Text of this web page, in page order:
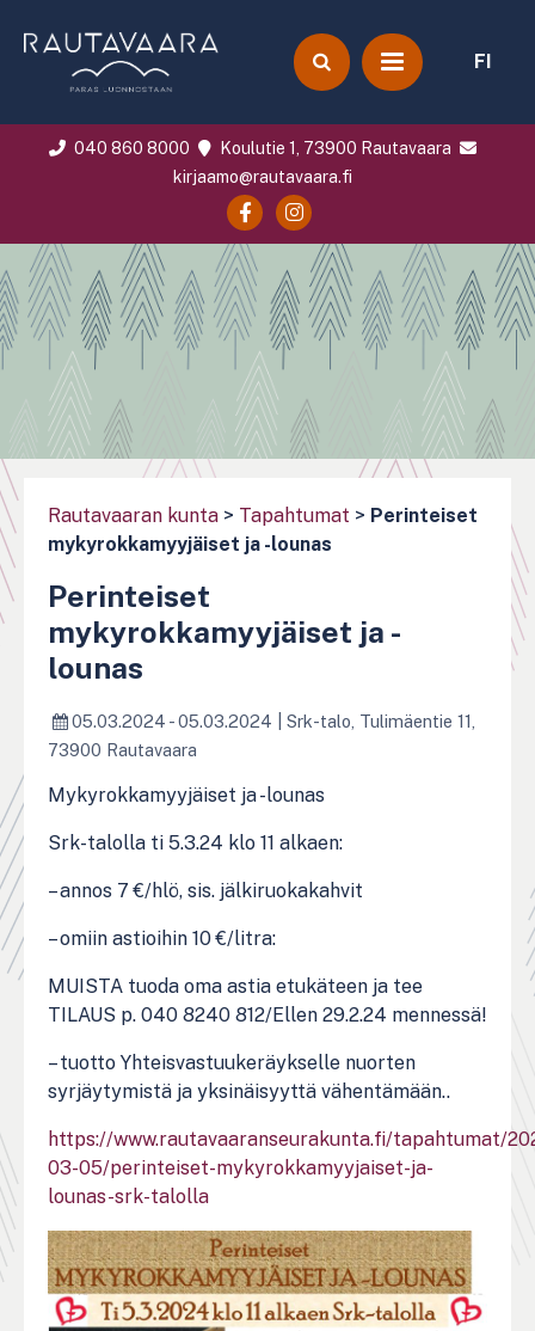
FI
040 860 8000
Koulutie 1, 73900 Rautavaara
kirjaamo@rautavaara.fi
Rautavaaran kunta > Tapahtumat > Perinteiset
mykyrokkamyyjäiset ja -lounas
Perinteiset
mykyrokkamyyjäiset ja -
lounas
05.03.2024 - 05.03.2024 |Srk-talo, Tulimäentie 11,
73900 Rautavaara
Mykyrokkamyyjäiset ja -lounas
Srk-talolla ti 5.3.24 klo 11 alkaen:
– annos 7 €/hlö, sis. jälkiruokakahvit
– omiin astioihin 10 €/litra:
MUISTA tuoda oma astia etukäteen ja tee
TILAUS p. 040 8240 812/Ellen 29.2.24 mennessä!
– tuotto Yhteisvastuukeräykselle nuorten
syrjäytymistä ja yksinäisyyttä vähentämään..
https://www.rautavaaranseurakunta.fi/tapahtumat/
03-05/perinteiset-mykyrokkamyyjaiset-ja-
lounas-srk-talolla